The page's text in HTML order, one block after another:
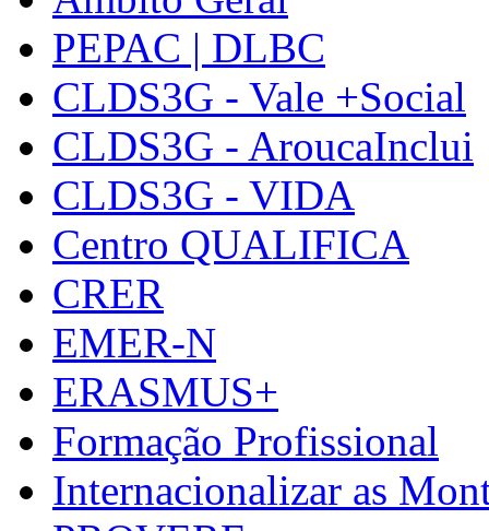
PEPAC | DLBC
CLDS3G - Vale +Social
CLDS3G - AroucaInclui
CLDS3G - VIDA
Centro QUALIFICA
CRER
EMER-N
ERASMUS+
Formação Profissional
Internacionalizar as